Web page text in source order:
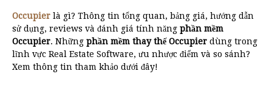
Occupier là gì? Thông tin tổng quan, bảng giá, hướng dẫn
sử dụng, reviews và đánh giá tính năng phần mềm
Occupier. Những phần mềm thay thế Occupier dùng trong
lĩnh vực Real Estate Software, ưu nhược điểm và so sánh?
Xem thông tin tham khảo dưới đây!